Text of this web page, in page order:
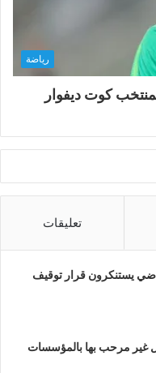
رياضة
كوت ديفوار
تعليقات
يستنكرون قرار توقيف
غير مرحب بها بالمؤسسات